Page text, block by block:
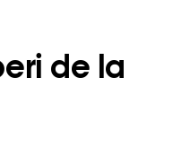
de la